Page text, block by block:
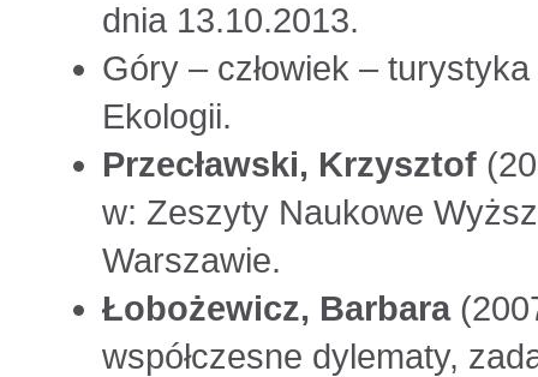
dnia 13.10.2013.
Góry – człowiek –
Ekologii.
Przecławski, Krzysztof
w: Zeszyty Naukowe
Warszawie.
Łobożewicz, Barbara
współczesne dylematy,